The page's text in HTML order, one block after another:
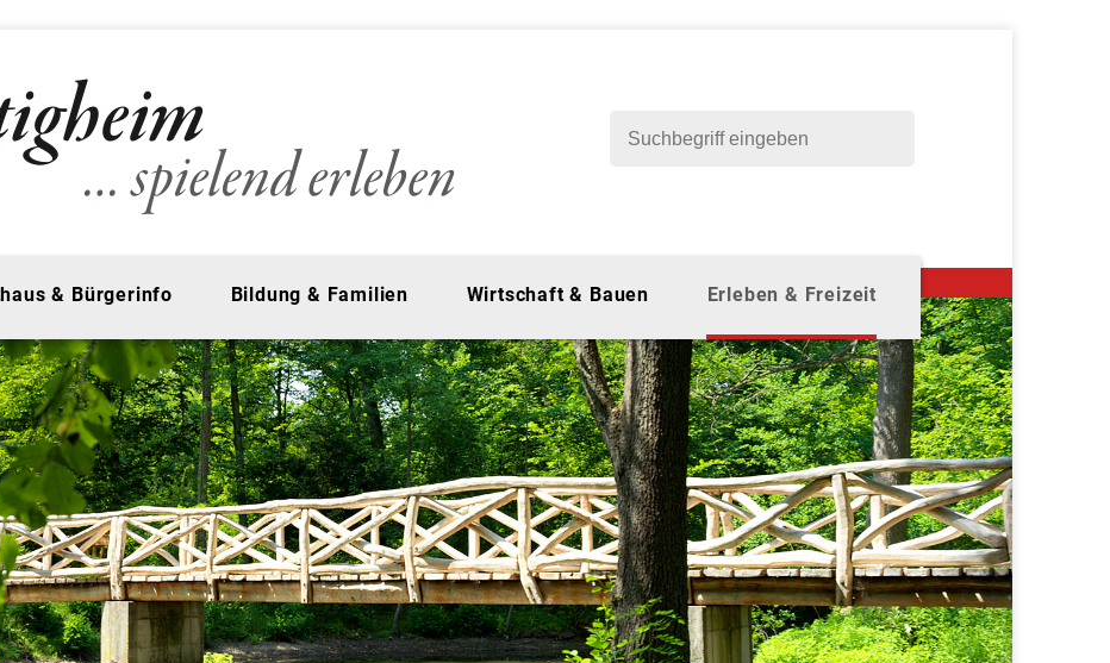
& Bürgerinfo Bildung & Familien Wirtschaft & Bauen Erleben & Freizeit